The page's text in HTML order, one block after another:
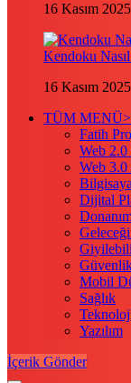
16 Kasım 2025
Kendoku
16 Kasım 2025
TÜM
Fatih
Web 2.0
Web 3.0
Dijital
Mobil
Sağlık
Yazılım
İçerik Gönder